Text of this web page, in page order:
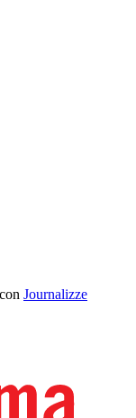
Journalizze